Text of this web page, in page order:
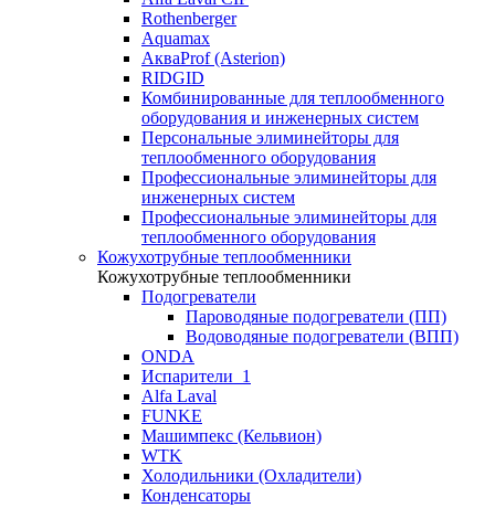
Rothenberger
Aquamax
АкваProf (Asterion)
RIDGID
Комбинированные для теплообменного
оборудования и инженерных систем
Персональные элиминейторы для
теплообменного оборудования
Профессиональные элиминейторы для
инженерных систем
Профессиональные элиминейторы для
теплообменного оборудования
Кожухотрубные теплообменники
Кожухотрубные теплообменники
Подогреватели
Пароводяные подогреватели (ПП)
Водоводяные подогреватели (ВПП)
ONDA
Испарители_1
Alfa Laval
FUNKE
Машимпекс (Кельвион)
WTK
Холодильники (Охладители)
Конденсаторы